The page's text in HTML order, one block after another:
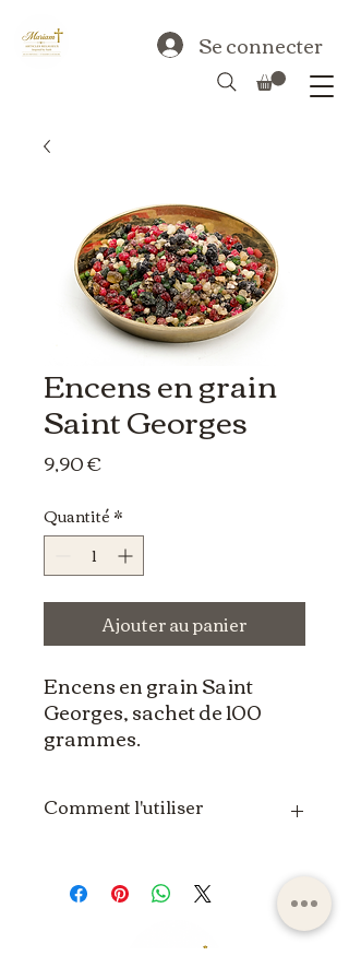
Se connecter
Encens en grain
Saint Georges
9,90 €Prix
Quantité*
Ajouter au panier
Encens en grain Saint
Georges, sachet de 100
grammes.
Comment l'utiliser
peut varier en fonction des
traditions spirituelles, religieuses
méthode générale pour utiliser